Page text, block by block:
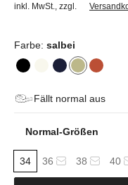
inkl. MwSt. zzgl.
Farbe: salbei
Fällt normal aus
Normal-Größen
34 36 38 40